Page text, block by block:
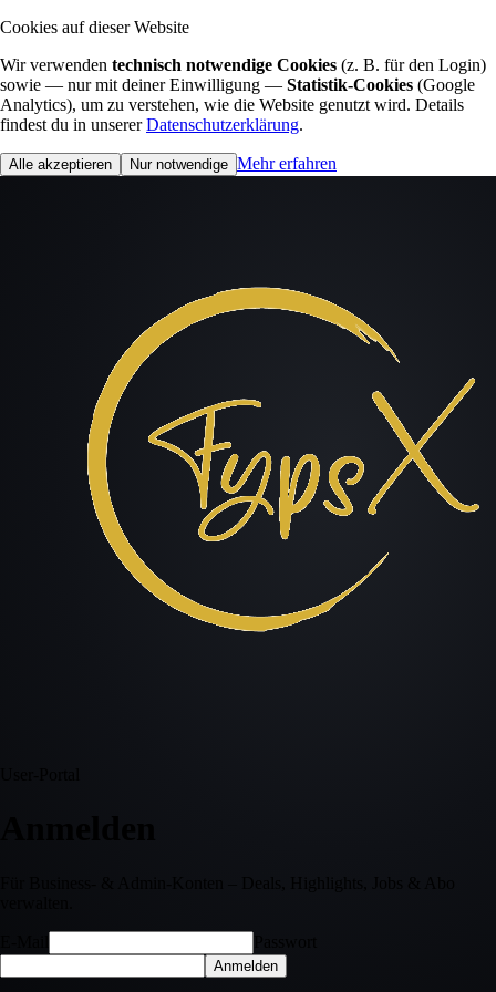
Cookies auf dieser Website
Wir verwenden technisch notwendige Cookies (z. B. für den Login)
sowie — nur mit deiner Einwilligung — Statistik-Cookies (Google
Analytics), um zu verstehen, wie die Website genutzt wird. Details
findest du in unserer Datenschutzerklärung.
Alle akzeptieren Nur notwendige Mehr erfahren
Anmelden